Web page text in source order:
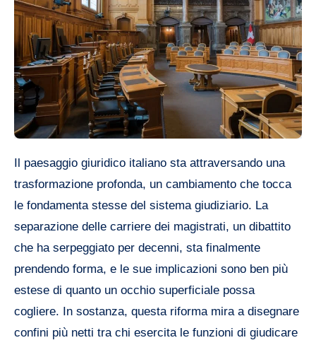
Il paesaggio giuridico italiano sta attraversando una
trasformazione profonda, un cambiamento che tocca
le fondamenta stesse del sistema giudiziario. La
separazione delle carriere dei magistrati, un dibattito
che ha serpeggiato per decenni, sta finalmente
prendendo forma, e le sue implicazioni sono ben più
estese di quanto un occhio superficiale possa
cogliere. In sostanza, questa riforma mira a disegnare
confini più netti tra chi esercita le funzioni di giudicare